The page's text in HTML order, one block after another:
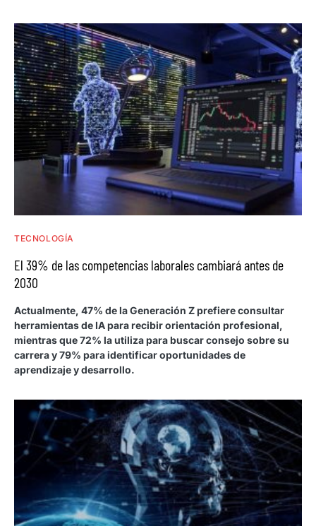
TECNOLOGÍA
El 39% de las competencias laborales cambiará antes de
2030
Actualmente, 47% de la Generación Z prefiere consultar
herramientas de IA para recibir orientación profesional,
mientras que 72% la utiliza para buscar consejo sobre su
carrera y 79% para identificar oportunidades de
aprendizaje y desarrollo.